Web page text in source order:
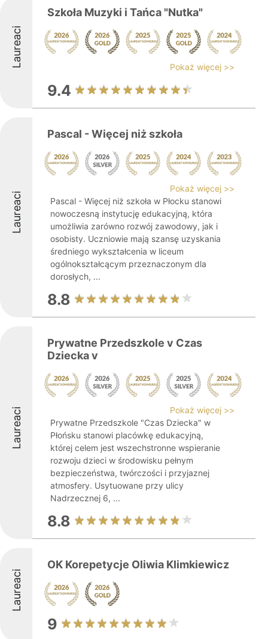
Laureaci
Szkoła Muzyki i Tańca "Nutka"
Pokaż więcej >>
9.4
Laureaci
Pascal - Więcej niż szkoła
Pokaż więcej >>
Pascal - Więcej niż szkoła w Płocku stanowi
nowoczesną instytucję edukacyjną, która
umożliwia zarówno rozwój zawodowy, jak i
osobisty. Uczniowie mają szansę uzyskania
średniego wykształcenia w liceum
ogólnokształcącym przeznaczonym dla
dorosłych, ...
8.8
Laureaci
Prywatne Przedszkole v Czas
Dziecka v
Pokaż więcej >>
Prywatne Przedszkole "Czas Dziecka" w
Płońsku stanowi placówkę edukacyjną,
której celem jest wszechstronne wspieranie
rozwoju dzieci w środowisku pełnym
bezpieczeństwa, twórczości i przyjaznej
atmosfery. Usytuowane przy ulicy
Nadrzecznej 6, ...
8.8
Laureaci
OK Korepetycje Oliwia Klimkiewicz
9